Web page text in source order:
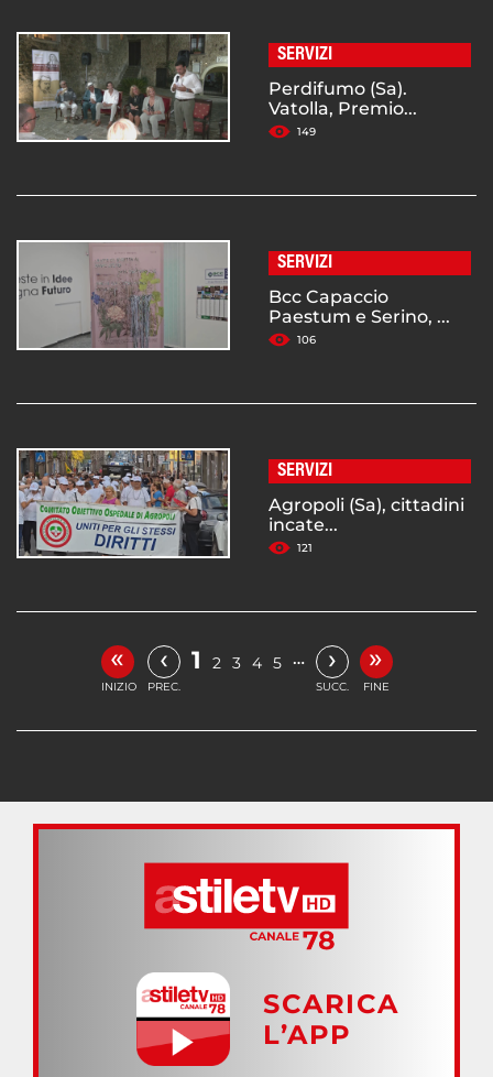
SERVIZI
Perdifumo (Sa).
Vatolla, Premio...
149
SERVIZI
Bcc Capaccio
Paestum e Serino, ...
106
SERVIZI
Agropoli (Sa), cittadini
incate...
121
«
INIZIO
‹
PREC.
1 2 3 4 5 … ›
SUCC.
»
FINE
SCARICA
L’APP